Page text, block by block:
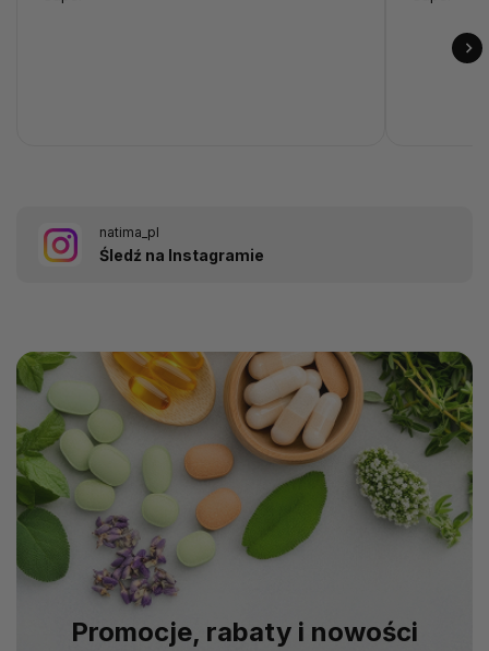
natima_pl
Śledź na Instagramie
Promocje, rabaty i nowości